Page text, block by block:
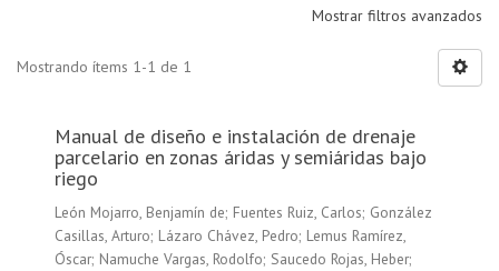
Mostrar filtros avanzados
Mostrando ítems 1-1 de 1
Manual de diseño e instalación de drenaje
parcelario en zonas áridas y semiáridas bajo
riego
León Mojarro, Benjamín de; Fuentes Ruiz, Carlos; González
Casillas, Arturo; Lázaro Chávez, Pedro; Lemus Ramírez,
Óscar; Namuche Vargas, Rodolfo; Saucedo Rojas, Heber;